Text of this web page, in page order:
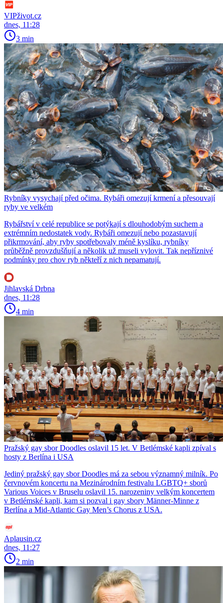
VIPživot.cz
dnes, 11:28
3 min
Rybníky vysychají před očima. Rybáři omezují krmení a přesouvají
ryby ve velkém
Rybářství v celé republice se potýkají s dlouhodobým suchem a
extrémním nedostatek vody. Rybáři omezují nebo pozastavují
přikrmování, aby ryby spotřebovaly méně kyslíku, rybníky
průběžně provzdušňují a několik už museli vylovit. Tak nepříznivé
podmínky pro chov ryb někteří z nich nepamatují.
Jihlavská Drbna
dnes, 11:28
4 min
Pražský gay sbor Doodles oslavil 15 let. V Betlémské kapli zpíval s
hosty z Berlína i USA
Jediný pražský gay sbor Doodles má za sebou významný milník. Po
červnovém koncertu na Mezinárodním festivalu LGBTQ+ sborů
Various Voices v Bruselu oslavil 15. narozeniny velkým koncertem
v Betlémské kapli, kam si pozval i gay sbory Männer-Minne z
Berlína a Mid-Atlantic Gay Men’s Chorus z USA.
Aplausin.cz
dnes, 11:27
2 min